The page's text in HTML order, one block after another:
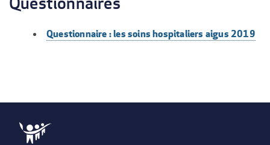
Questionnaire : les soins hospitaliers aigus 2019